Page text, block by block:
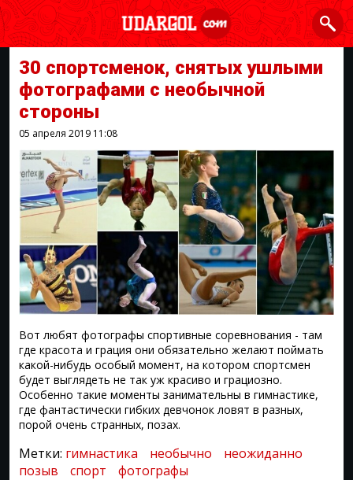
30 спортсменок, снятых ушлыми
фотографами с необычной
стороны
05 апреля 2019 11:08
Вот любят фотографы спортивные соревнования - там
где красота и грация они обязательно желают поймать
какой-нибудь особый момент, на котором спортсмен
будет выглядеть не так уж красиво и грациозно.
Особенно такие моменты занимательны в гимнастике,
где фантастически гибких девчонок ловят в разных,
порой очень странных, позах.
Метки: гимнастика необычно
неожиданно
позыв
спорт фотографы